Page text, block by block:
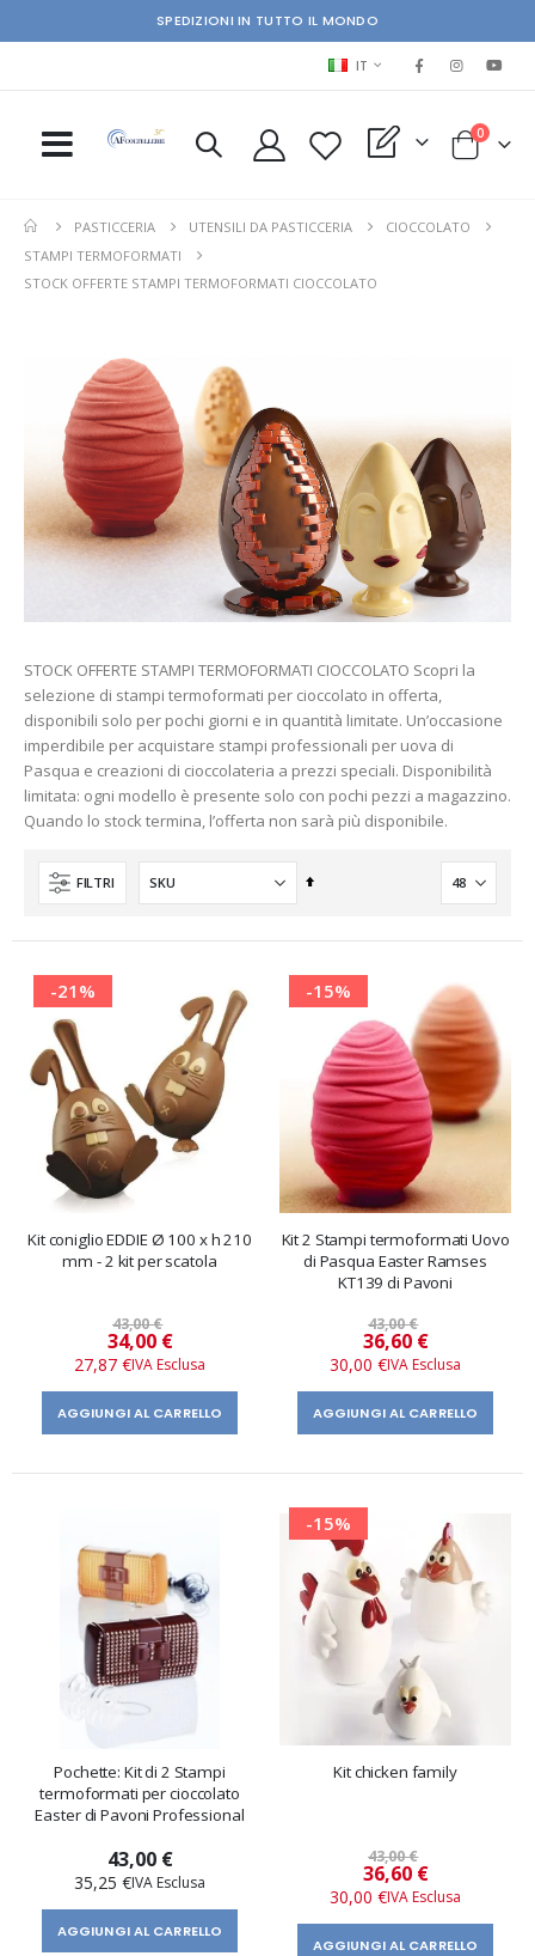
SPEDIZIONI IN TUTTO IL MONDO
LINGUA
IT
My Quote Cart
0elementi
PASTICCERIA UTENSILI DA PASTICCERIA
CIOCCOLATO
STAMPI TERMOFORMATI
STOCK OFFERTE STAMPI TERMOFORMATI CIOCCOLATO
STOCK OFFERTE STAMPI TERMOFORMATI CIOCCOLATO Scopri la
selezione di stampi termoformati per cioccolato in offerta,
disponibili solo per pochi giorni e in quantità limitate. Un’occasione
imperdibile per acquistare stampi professionali per uova di
Pasqua e creazioni di cioccolateria a prezzi speciali. Disponibilità
limitata: ogni modello è presente solo con pochi pezzi a magazzino.
Quando lo stock termina, l’offerta non sarà più disponibile.
FILTRI
Imposta
-21%
Kit coniglio EDDIE Ø 100 x h 210
mm - 2 kit per scatola
43,00 €
Prezzo
speciale
34,00 €
27,87 €
AGGIUNGI AL CARRELLO
-15%
Kit 2 Stampi termoformati Uovo
di Pasqua Easter Ramses
KT139 di Pavoni
43,00 €
Prezzo
speciale
36,60 €
30,00 €
AGGIUNGI AL CARRELLO
Pochette: Kit di 2 Stampi
termoformati per cioccolato
Easter di Pavoni Professional
43,00 €
35,25 €
AGGIUNGI AL CARRELLO
-15%
Kit chicken family
43,00 €
Prezzo
speciale
36,60 €
30,00 €
AGGIUNGI AL CARRELLO